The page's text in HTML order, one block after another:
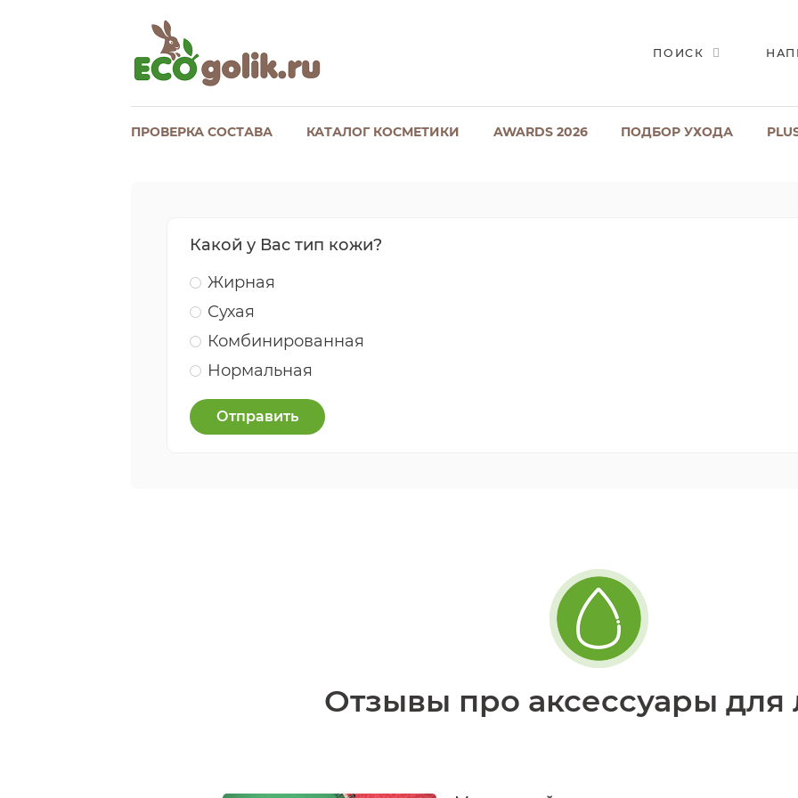
ПОИСК
ПРОВЕРКА СОСТАВА КАТАЛОГ КОСМЕТИКИ AWARDS 2026 ПОДБОР УХОДА
Какой у Вас тип кожи?
Жирная
Сухая
Комбинированная
Нормальная
Отправить
Отзывы про аксессуары для